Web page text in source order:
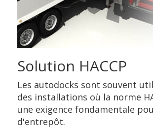
Solution HACCP
Les autodocks sont souvent
des installations où la norme
une exigence fondamentale
d'entrepôt.